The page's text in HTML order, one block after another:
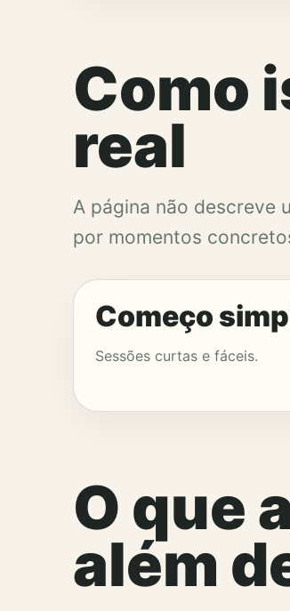
Como
real
A página não descreve
por momentos
Começo
Sessões curtas e fáceis.
O que
além